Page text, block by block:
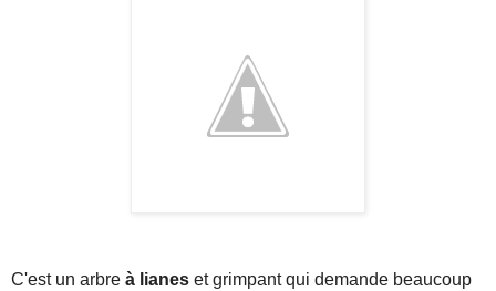
C'est un arbre à lianes et grimpant qui demande beaucoup